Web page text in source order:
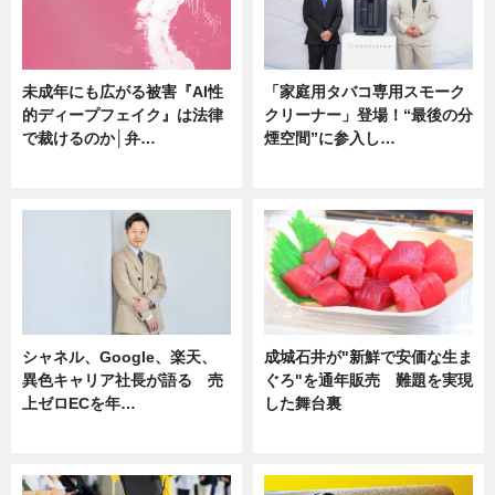
未成年にも広がる被害『AI性
的ディープフェイク』は法律
で裁けるのか│弁…
「家庭用タバコ専用スモーク
クリーナー」登場！“最後の分
煙空間”に参入し…
シャネル、Google、楽天、
異色キャリア社長が語る 売
上ゼロECを年…
成城石井が"新鮮で安価な生ま
ぐろ"を通年販売 難題を実現
した舞台裏